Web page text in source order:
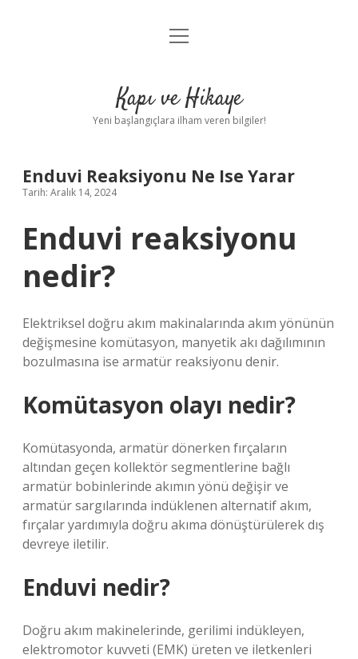
Anasayfa
Yasal Uyarı
menüyü
Kapı ve Hikaye
Yeni başlangıçlara ilham veren bilgiler!
Enduvi Reaksiyonu Ne Ise Yarar
Tarih: Aralık 14, 2024
Enduvi reaksiyonu
nedir?
Elektriksel doğru akım makinalarında akım yönünün
değişmesine komütasyon, manyetik akı dağılımının
bozulmasına ise armatür reaksiyonu denir.
Komütasyon olayı nedir?
Komütasyonda, armatür dönerken fırçaların
altından geçen kollektör segmentlerine bağlı
armatür bobinlerinde akımın yönü değişir ve
armatür sargılarında indüklenen alternatif akım,
fırçalar yardımıyla doğru akıma dönüştürülerek dış
devreye iletilir.
Enduvi nedir?
Doğru akım makinelerinde, gerilimi indükleyen,
elektromotor kuvveti (EMK) üreten ve iletkenleri